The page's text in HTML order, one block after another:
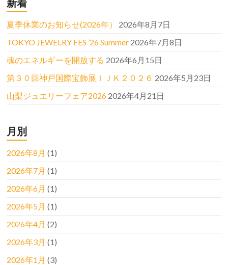
夏季休業のお知らせ(2026年）
2026年8月7日
TOKYO JEWELRY FES ’26 Summer 2026年7月8日
魂のエネルギーを開放する 2026年6月15日
第３０回神戸国際宝飾展ＩＪＫ２０２６ 2026年5月23日
山梨ジュエリーフェア2026 2026年4月21日
月別
2026年8月 (1)
2026年7月 (1)
2026年6月 (1)
2026年5月 (1)
2026年4月 (2)
2026年3月 (1)
2026年1月 (3)